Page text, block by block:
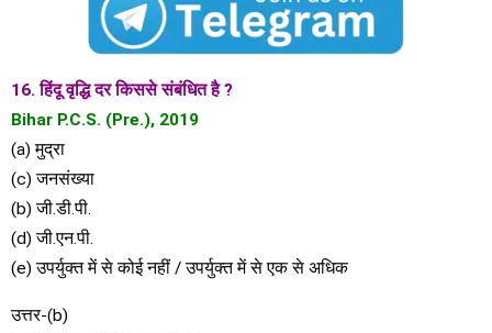
16. हिंदू वृद्धि दर किससे संबंधित है ?
Bihar P.C.S. (Pre.), 2019
(a) मुद्रा
(c) जनसंख्या
(b) जी.डी.पी.
(d) जी.एन.पी.
(e) उपर्युक्त में से कोई नहीं / उपर्युक्त में से एक से अधिक
उत्तर-(b)